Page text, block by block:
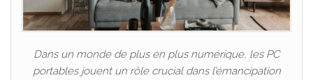
Dans un monde de plus en plus numérique, les PC
portables jouent un rôle crucial dans l’émancipation